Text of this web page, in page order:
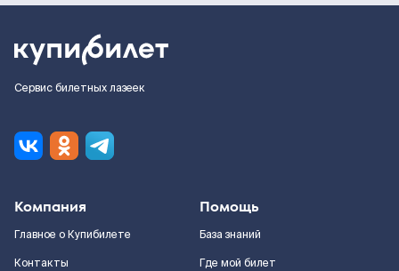
Сервис билетных лазеек
Компания
Главное о Купибилете
Контакты
Помощь
База знаний
Где мой билет